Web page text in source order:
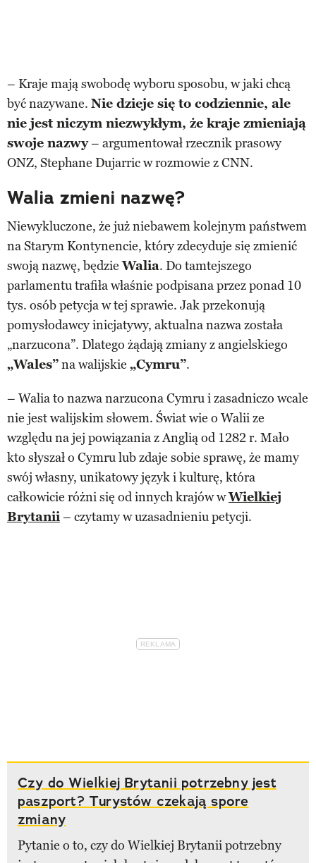
– Kraje mają swobodę wyboru sposobu, w jaki chcą
być nazywane. Nie dzieje się to codziennie, ale
nie jest niczym niezwykłym, że kraje zmieniają
swoje nazwy– argumentował rzecznik prasowy
ONZ, Stephane Dujarric w rozmowie z CNN.
Walia zmieni nazwę?
Niewykluczone, że już niebawem kolejnym państwem
na Starym Kontynencie, który zdecyduje się zmienić
swoją nazwę, będzieWalia. Do tamtejszego
parlamentu trafiła właśnie podpisana przez ponad 10
tys. osób petycja w tej sprawie. Jak przekonują
pomysłodawcy inicjatywy, aktualna nazwa została
„narzucona”. Dlatego żądają zmiany z angielskiego
„Wales”na walijskie „Cymru”.
– Walia to nazwa narzucona Cymru i zasadniczo wcale
nie jest walijskim słowem. Świat wie o Walii ze
względu na jej powiązania z Anglią od 1282 r. Mało
kto słyszał o Cymru lub zdaje sobie sprawę, że mamy
swój własny, unikatowy język i kulturę, która
całkowicie różni się od innych krajów wWielkiej
Brytanii– czytamy w uzasadnieniu petycji.
Czy do Wielkiej Brytanii potrzebny jest
paszport? Turystów czekają spore
zmiany
Pytanie o to, czy do Wielkiej Brytanii potrzebny